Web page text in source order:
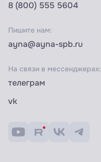
8 (800) 555 5604
Пишите нам:
ayna@ayna-spb.ru
На связи в мессенджерах:
телеграм
vk